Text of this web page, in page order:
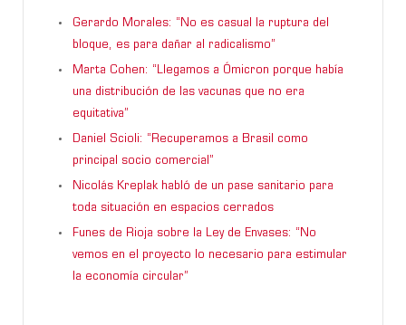
Gerardo Morales: “No es casual la ruptura del
bloque, es para dañar al radicalismo”
Marta Cohen: “Llegamos a Ómicron porque había
una distribución de las vacunas que no era
equitativa”
Daniel Scioli: “Recuperamos a Brasil como
principal socio comercial”
Nicolás Kreplak habló de un pase sanitario para
toda situación en espacios cerrados
Funes de Rioja sobre la Ley de Envases: “No
vemos en el proyecto lo necesario para estimular
la economía circular”